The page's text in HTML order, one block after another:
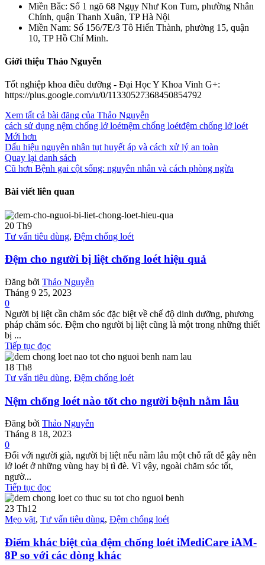
Miền Bắc: Số 1 ngõ 68 Ngụy Như Kon Tum, phường Nhân
Chính, quận Thanh Xuân, TP Hà Nội
Miền Nam: Số 156/7E/3 Tô Hiến Thành, phường 15, quận
10, TP Hồ Chí Minh.
Giới thiệu Thảo Nguyễn
Tốt nghiệp khoa điều dưỡng - Đại Học Y Khoa Vinh G+:
https://plus.google.com/u/0/11330527368450854792
Xem tất cả bài đăng của Thảo Nguyễn
cách sử dụng nệm chống lở loétnệm chống loétđệm chống lở loét
Mới hơn
Dấu hiệu nguyên nhân tụt huyết áp và cách xử lý an toàn
Quay lại danh sách
Cũ hơn Bệnh gai cột sống: nguyên nhân và cách phòng ngừa
Bài viết liên quan
20 Th9
Tư vấn tiêu dùng, Đệm chống loét
Đệm cho người bị liệt chống loét hiệu quả
Đăng bởi Thảo Nguyễn
Tháng 9 25, 2023
0
Người bị liệt cần chăm sóc đặc biệt về chế độ dinh dưỡng, phương
pháp chăm sóc. Đệm cho người bị liệt cũng là một trong những thiết
bị ...
Tiếp tục đọc
18 Th8
Tư vấn tiêu dùng, Đệm chống loét
Nệm chống loét nào tốt cho người bệnh nằm lâu
Đăng bởi Thảo Nguyễn
Tháng 8 18, 2023
0
Đối với người già, người bị liệt nếu nằm lâu một chỗ rất dễ gây nên
lở loét ở những vùng hay bị tì đè. Vì vậy, ngoài chăm sóc tốt,
ngườ...
Tiếp tục đọc
23 Th12
Mẹo vặt, Tư vấn tiêu dùng, Đệm chống loét
Điểm khác biệt của đệm chống loét iMediCare iAM-
8P so với các dòng khác